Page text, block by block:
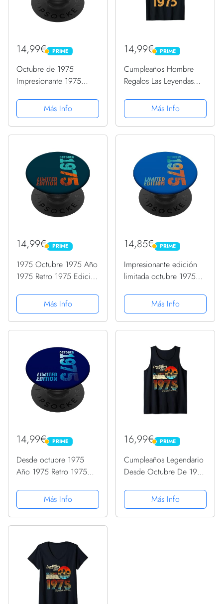
14,99€ PRIME
PRIME
Octubre de 1975
Impresionante 1975
Edición PopSockets
PopGrip Intercambiable
Más Info
14,99€ PRIME
PRIME
Cumpleaños Hombre
Regalos Las Leyendas
Más Info
14,99€ PRIME
PRIME
1975 Octubre 1975 Año
1975 Retro 1975 Edición
PopSockets PopGrip
Intercambiable
Más Info
14,85€ PRIME
PRIME
Impresionante edición
limitada octubre 1975
PopSockets PopGrip
Intercambiable
Más Info
14,99€ PRIME
PRIME
Desde octubre 1975
Año 1975 Retro 1975
PopSockets PopGrip
Intercambiable
Más Info
16,99€ PRIME
PRIME
Cumpleaños Legendario
Desde Octubre De 1975
Mangas
Más Info